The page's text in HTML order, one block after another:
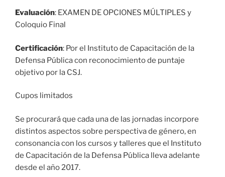
Evaluación: EXAMEN DE OPCIONES MÚLTIPLES y
Coloquio Final
Certificación: Por el Instituto de Capacitación de la
Defensa Pública con reconocimiento de puntaje
objetivo por la CSJ.
Cupos limitados
Se procurará que cada una de las jornadas incorpore
distintos aspectos sobre perspectiva de género, en
consonancia con los cursos y talleres que el Instituto
de Capacitación de la Defensa Pública lleva adelante
desde el año 2017.